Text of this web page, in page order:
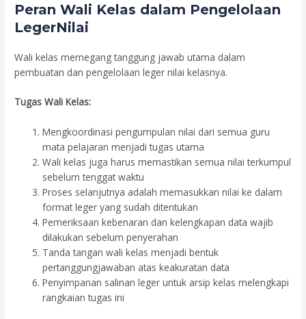
Peran Wali Kelas dalam Pengelolaan
LegerNilai
Wali kelas memegang tanggung jawab utama dalam
pembuatan dan pengelolaan leger nilai kelasnya.
Tugas Wali Kelas:
Mengkoordinasi pengumpulan nilai dari semua guru
mata pelajaran menjadi tugas utama
Wali kelas juga harus memastikan semua nilai terkumpul
sebelum tenggat waktu
Proses selanjutnya adalah memasukkan nilai ke dalam
format leger yang sudah ditentukan
Pemeriksaan kebenaran dan kelengkapan data wajib
dilakukan sebelum penyerahan
Tanda tangan wali kelas menjadi bentuk
pertanggungjawaban atas keakuratan data
Penyimpanan salinan leger untuk arsip kelas melengkapi
rangkaian tugas ini